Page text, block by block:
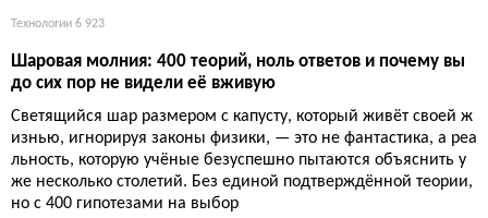
Технологии 6 923
Шаровая молния: 400 теорий, ноль ответов и почему вы
до сих пор не видели её вживую
Светящийся шар размером с капусту, который живёт своей ж
изнью, игнорируя законы физики, — это не фантастика, а реа
льность, которую учёные безуспешно пытаются объяснить у
же несколько столетий. Без единой подтверждённой теории,
но с 400 гипотезами на выбор